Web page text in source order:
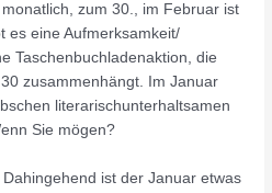
zum 30., im Februar ist
es eine Aufmerksamkeit/
Taschenbuchladenaktion, die
zusammenhängt. Im Januar
literarischunterhaltsamen
Sie mögen?
ist der Januar etwas